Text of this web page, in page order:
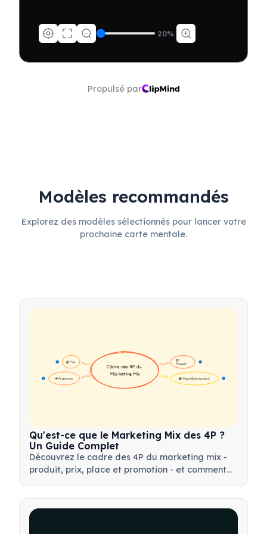
20%
Propulsé par
Modèles recommandés
Explorez des modèles sélectionnés pour lancer votre
prochaine carte mentale.
📦
Produit
16
💰 Prix
16
🏪 Place (Distribution) 17
📢 Promotion
17
Cadre des 4P du
Marketing Mix
Qu'est-ce que le Marketing Mix des 4P ?
Un Guide Complet
Découvrez le cadre des 4P du marketing mix -
produit, prix, place et promotion - et comment